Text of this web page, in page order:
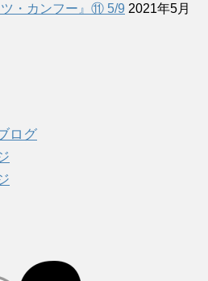
ツ・カンフー』⑪ 5/9 2021年5月
ログ